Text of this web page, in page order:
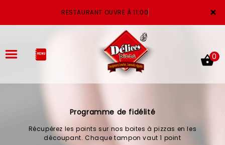
×
RESTAURANT OUVRE À 11:00
LA CARTE
0
Programme de fidélité
Récupérez les points sur nos boites à pizzas en les
découpant. Chaque tampon vaut 1 point